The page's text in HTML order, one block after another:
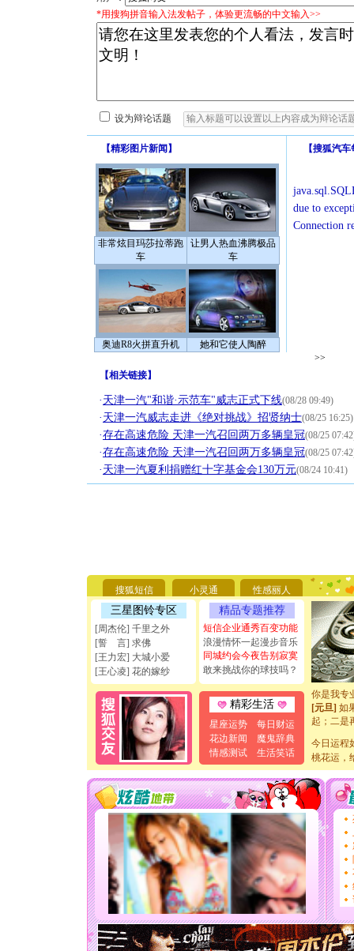
*用搜狗拼音输入法发帖子，体验更流畅的中文输入>>
设为辩论话题
【精彩图片新闻 】
非常炫目玛莎拉蒂跑
车
让男人热血沸腾极品
车
奥迪R8火拼直升机 她和它使人陶醉
【搜狐汽车
due to
Connection
>>
【相关链接】
· 天津一汽"和谐·示范车"威志正式下线(08/28 09:49)
· 天津一汽威志走进《绝对挑战》招贤纳士(08/25 16:25)
·存在高速危险 天津一汽召回两万多辆皇冠(08/25
·存在高速危险 天津一汽召回两万多辆皇冠(08/25
· 天津一汽夏利捐赠红十字基金会130万元(08/24 10:41)
搜狐短信 小灵通 性感丽人
三星图铃专区
[周杰伦] 千里之外
[誓 言] 求佛
[王力宏] 大城小爱
[王心凌] 花的嫁纱
精品专题推荐
短信企业通秀百变功能
浪漫情怀一起漫步音乐
同城约会今夜告别寂寞
敢来挑战你的球技吗？
精彩生活
星座运势
每日财运
花边新闻
魔鬼辞典
情感测试
生活笑话
要平安！
[圣诞节]
能正大光
天都要快
[圣诞节]
如意,快
[元旦]看
断电。爱
你是我专
[元旦] 如
起；二是
离。水晶
[元旦]当
泣，这痛
卖了。水
[春节]风
颜！冬
道一声平
[春节]
传
片叶子
送你一
[圣诞节]
你太多
要平安
[圣诞节]
能正大
天都要快
[圣诞节]
今日运程
桃花运，